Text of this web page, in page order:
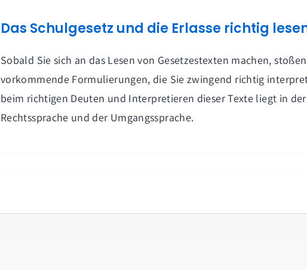
Das Schulgesetz und die Erlasse richtig
Sobald Sie sich an das Lesen von Gesetzestexten machen,
vorkommende Formulierungen, die Sie zwingend richtig
beim richtigen Deuten und Interpretieren dieser Texte liegt in
Rechtssprache und der Umgangssprache.